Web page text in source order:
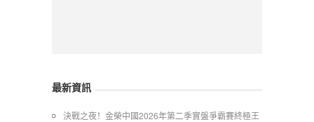
最新資訊
​決戰之夜！金榮中國2026年第二季實盤爭霸賽終極王